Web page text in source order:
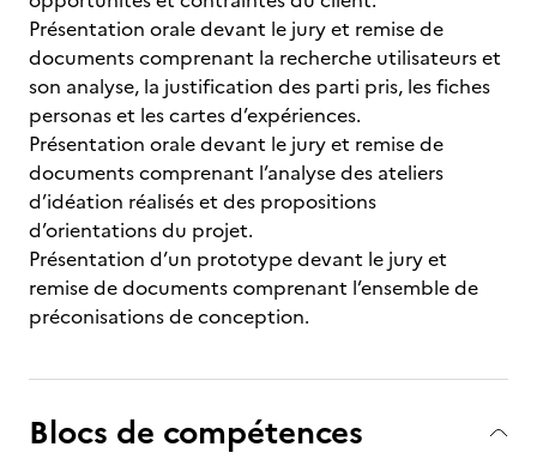
Présentation orale devant le jury et remise de
documents comprenant la recherche utilisateurs et
son analyse, la justification des parti pris, les fiches
personas et les cartes d’expériences.
Présentation orale devant le jury et remise de
documents comprenant l’analyse des ateliers
d’idéation réalisés et des propositions
d’orientations du projet.
Présentation d’un prototype devant le jury et
remise de documents comprenant l’ensemble de
préconisations de conception.
Blocs de compétences